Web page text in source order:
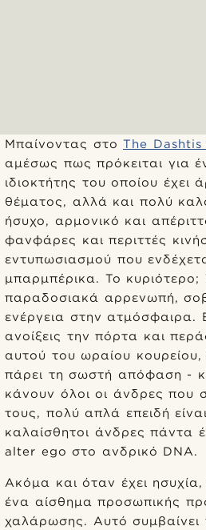
Μπαίνοντας στο The
αμέσως πως πρόκειται για
ιδιοκτήτης του οποίου έχει
θέματος, αλλά και πολύ
ήσυχο, αρμονικό και
φανφάρες και περιττές
εντυπωσιασμού που
μπαρμπέρικα. Το κυριότερο;
παραδοσιακά αρρενωπή,
ενέργεια στην ατμόσφαιρα.
ανοίξεις την πόρτα και
αυτού του ωραίου κουρείου,
πάρει τη σωστή απόφαση -
κάνουν όλοι οι άνδρες που
τους, πολύ απλά επειδή
καλαίσθητοι άνδρες πάντα
alter ego στο ανδρικό DNA.
Ακόμα και όταν έχει
ένα αίσθημα προσωπικής
χαλάρωσης. Αυτό συμβαίνει